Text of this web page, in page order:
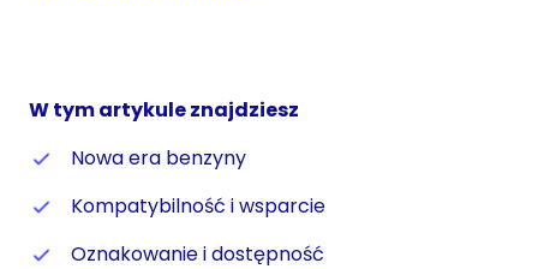
W tym artykule znajdziesz
Nowa era benzyny
Kompatybilność i wsparcie
Oznakowanie i dostępność